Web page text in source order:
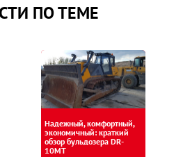
ПО ТЕМЕ
Надежный, комфортный,
экономичный: краткий
обзор бульдозера DR-
10MT